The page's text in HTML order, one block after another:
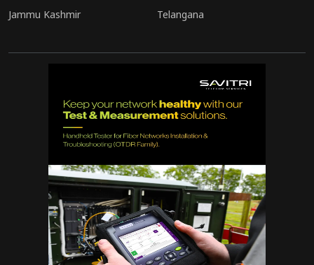
Jammu Kashmir
Telangana